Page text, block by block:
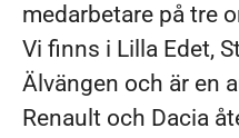
medarbetare på tre
Vi finns i Lilla Edet,
Älvängen och är en
Renault och Dacia